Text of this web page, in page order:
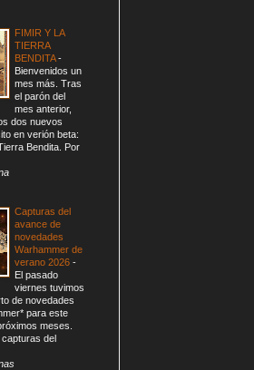
FIMIR Y LA
TIERRA
BENDITA-
Bienvenidos un
mes más. Tras
el parón del
mes anterior,
dos nuevos
en verión beta:
Bendita. Por
Capturas del
avance de
novedades
Warhammer de
verano 2026 -
El pasado
viernes tuvimos
de novedades
para este
meses.
del